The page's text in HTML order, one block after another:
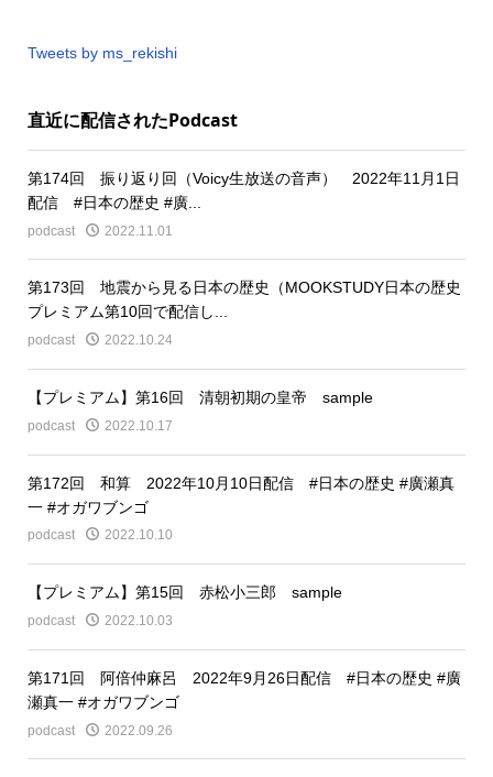
Tweets by ms_rekishi
直近に配信されたPodcast
第174回 振り返り回（Voicy生放送の音声） 2022年11月1日
配信 #日本の歴史 #廣...
podcast 2022.11.01
第173回 地震から見る日本の歴史（MOOKSTUDY日本の歴史
プレミアム第10回で配信し...
podcast 2022.10.24
【プレミアム】第16回 清朝初期の皇帝 sample
podcast 2022.10.17
第172回 和算 2022年10月10日配信 #日本の歴史 #廣瀬真
一 #オガワブンゴ
podcast 2022.10.10
【プレミアム】第15回 赤松小三郎 sample
podcast 2022.10.03
第171回 阿倍仲麻呂 2022年9月26日配信 #日本の歴史 #廣
瀬真一 #オガワブンゴ
podcast 2022.09.26